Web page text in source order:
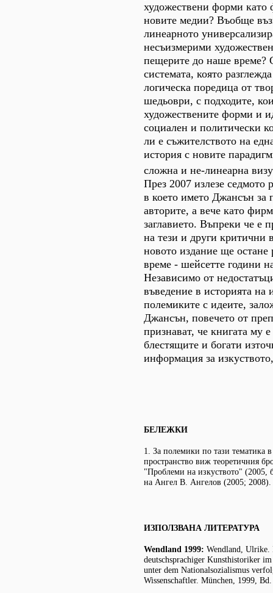
художествени форми като
новите медии? Въобще
линеарното
несъизмерими
пещерите до наше време?
системата, която
логическа поредица от
шедьоври, с подходите,
художествените форми и
социален и политически
ли е съжителството на
история с новите
сложна и не-линеарна
През 2007 излезе седмото
в което името Джансън за
авторите, а вече като
заглавието. Въпреки че е
на тези и други критични
новото издание ще остане
време - шейсетте години
Независимо от
въведение в историята на
полемиките с идеите,
Джансън, повечето от
признават, че книгата му
блестящите и богати
информация за
БЕЛЕЖКИ
1. За полемики по тази тематика в
пространство виж теоретичния
"Проблеми на изкуството" (2005,
на Ангел В. Ангелов (2005;
ИЗПОЛЗВАНА ЛИТЕРАТУРА
Wendland 1999: Wendland, Ulrike.
deutschsprachiger Kunsthistoriker
unter dem Nationalsozialismus
Wissenschaftler. München, 1999,